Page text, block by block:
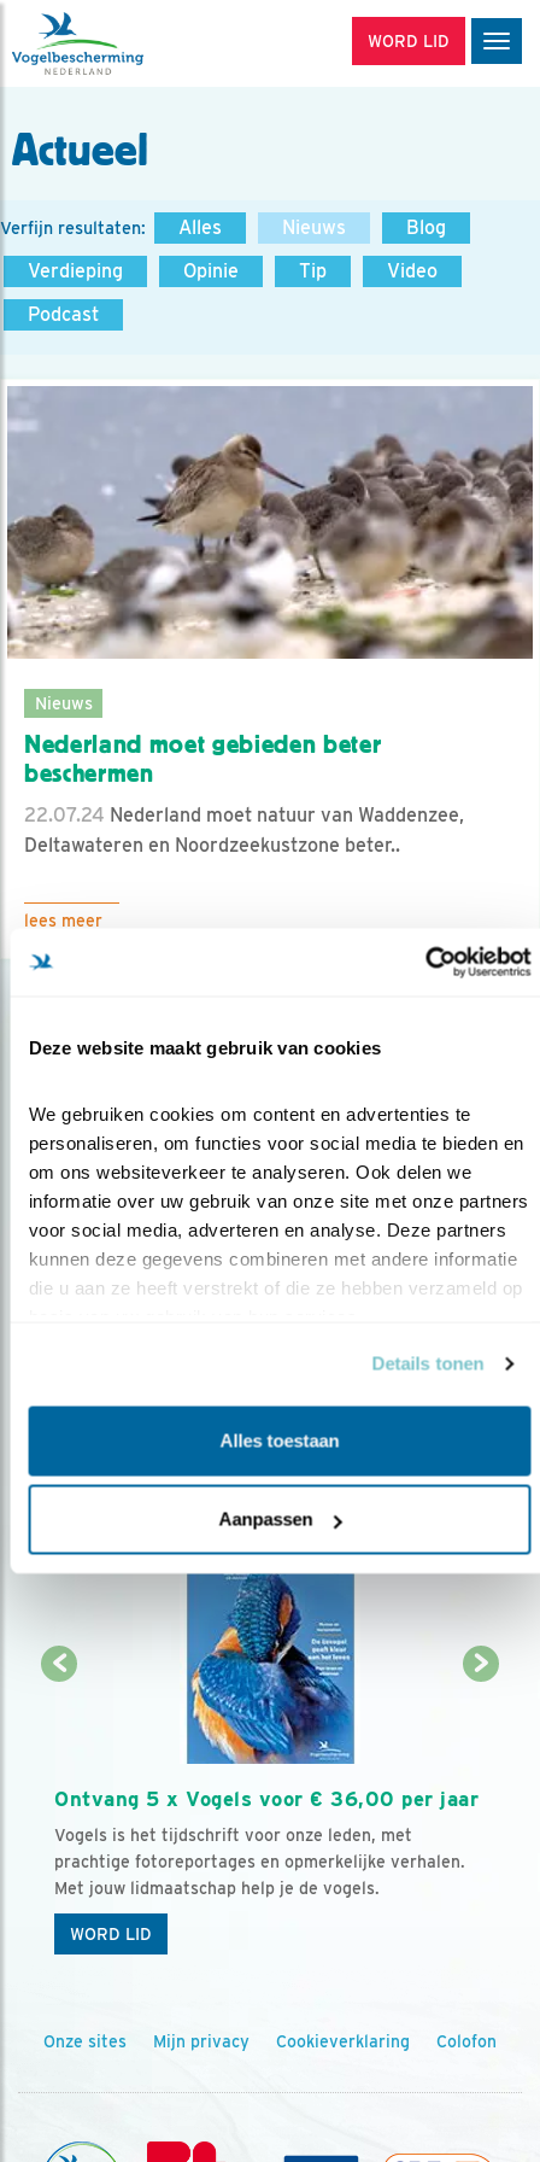
Deze website maakt gebruik van cookies
We gebruiken cookies om content en advertenties te
personaliseren, om functies voor social media te bieden en
om ons websiteverkeer te analyseren. Ook delen we
informatie over uw gebruik van onze site met onze partners
voor social media, adverteren en analyse. Deze partners
kunnen deze gegevens combineren met andere informatie
die u aan ze heeft verstrekt of die ze hebben verzameld op
Details tonen
Alles toestaan
Aanpassen
WORD LID
Actueel
Verfijn resultaten: Alles Nieuws
Blog
Verdieping
Opinie Tip
Video
Podcast
Nieuws
Nederland moet gebieden beter
beschermen
22.07.24 Nederland moet natuur van Waddenzee,
Deltawateren en Noordzeekustzone beter..
lees meer
Op de hoogte blijven?
Meld je aan en ontvang nieuws, inspiratie, acties en tips
over vogels en activiteiten van Vogelbescherming.
Ontvang 5 x Vogels voor € 36,00 per jaar
Vogels is het tijdschrift voor onze leden, met
prachtige fotoreportages en opmerkelijke verhalen.
Met jouw lidmaatschap help je de vogels.
WORD LID
Onze sites Mijn privacy Cookieverklaring Colofon